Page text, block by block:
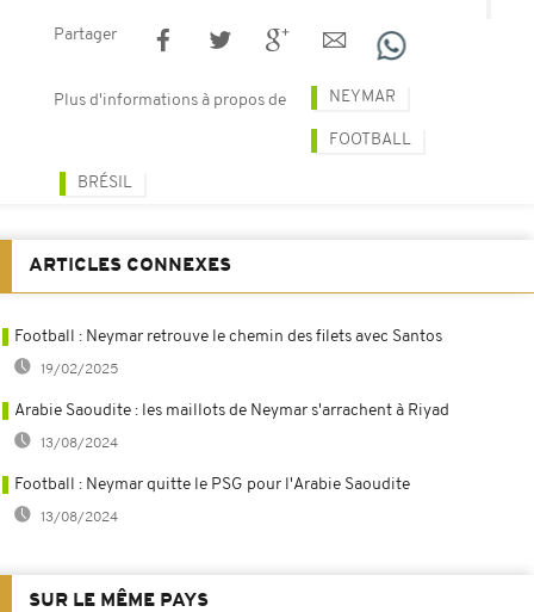
Partager
Plus d'informations à propos de NEYMAR
FOOTBALL
BRÉSIL
ARTICLES CONNEXES
Football : Neymar retrouve le chemin des filets avec Santos
19/02/2025
Arabie Saoudite : les maillots de Neymar s'arrachent à Riyad
13/08/2024
Football : Neymar quitte le PSG pour l'Arabie Saoudite
13/08/2024
SUR LE MÊME PAYS